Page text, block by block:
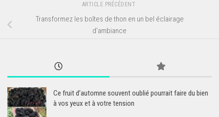
ARTICLE PRÉCÉDENT
Transformez les boîtes de thon en un bel éclairage
d’ambiance
Ce fruit d’automne souvent oublié pourrait faire du bien
à vos yeux et à votre tension